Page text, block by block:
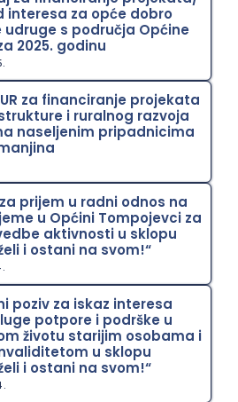
interesa za opće dobro
udruge s područja Općine
2025. godinu
za financiranje projekata
i ruralnog razvoja
naseljenim pripadnicima
za prijem u radni odnos na
u Općini Tompojevci za
aktivnosti u sklopu
i ostani na svom!“
poziv za iskaz interesa
potpore i podrške u
životu starijim osobama i
u sklopu
i ostani na svom!“